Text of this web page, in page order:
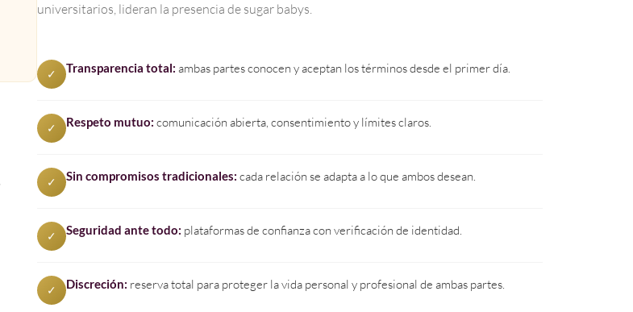
universitarios, lideran la presencia de sugar babys.
✓ Transparencia total: ambas partes conocen y aceptan los términos desde el primer día.
✓ Respeto mutuo: comunicación abierta, consentimiento y límites claros.
✓ Sin compromisos tradicionales: cada relación se adapta a lo que ambos desean.
✓ Seguridad ante todo: plataformas de confianza con verificación de identidad.
✓ Discreción: reserva total para proteger la vida personal y profesional de ambas partes.